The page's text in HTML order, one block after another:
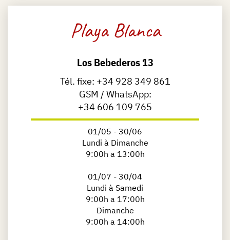
Playa Blanca
Los Bebederos 13
Tél. fixe: +34 928 349 861
GSM / WhatsApp:
+34 606 109 765
01/05 - 30/06
Lundi à Dimanche
9:00h a 13:00h
01/07 - 30/04
Lundi à Samedi
9:00h a 17:00h
Dimanche
9:00h a 14:00h